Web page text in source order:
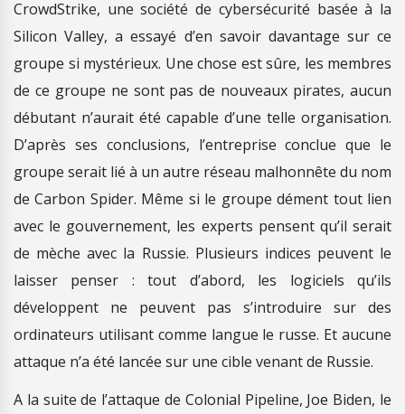
CrowdStrike, une société de cybersécurité basée à la
Silicon Valley, a essayé d’en savoir davantage sur ce
groupe si mystérieux. Une chose est sûre, les membres
de ce groupe ne sont pas de nouveaux pirates, aucun
débutant n’aurait été capable d’une telle organisation.
D’après ses conclusions, l’entreprise conclue que le
groupe serait lié à un autre réseau malhonnête du nom
de Carbon Spider. Même si le groupe dément tout lien
avec le gouvernement, les experts pensent qu’il serait
de mèche avec la Russie. Plusieurs indices peuvent le
laisser penser : tout d’abord, les logiciels qu’ils
développent ne peuvent pas s’introduire sur des
ordinateurs utilisant comme langue le russe. Et aucune
attaque n’a été lancée sur une cible venant de Russie.
A la suite de l’attaque de Colonial Pipeline, Joe Biden, le